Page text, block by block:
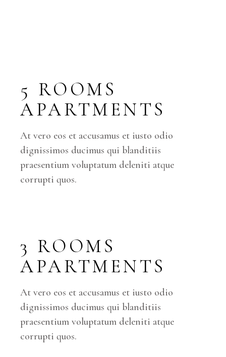
5 ROOMS
APARTMENTS
At vero eos et accusamus et iusto odio
dignissimos ducimus qui blanditiis
praesentium voluptatum deleniti atque
corrupti quos.
3 ROOMS
APARTMENTS
At vero eos et accusamus et iusto odio
dignissimos ducimus qui blanditiis
praesentium voluptatum deleniti atque
corrupti quos.